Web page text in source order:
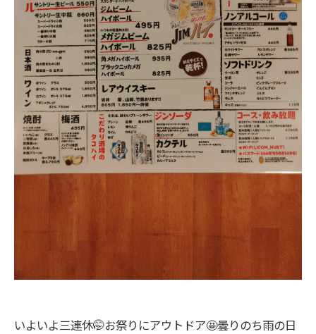
いよいよ三連休🤭お祭りにアウトドア🤩曇りのち雨の日